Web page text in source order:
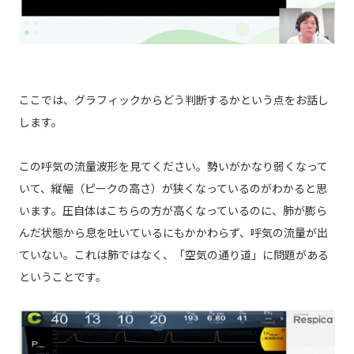
ここでは、グラフィックからどう判断するかという点をお話し
します。
この呼気の流量波形を見てください。勢いがかなり弱くなって
いて、縦幅（ピークの高さ）が狭くなっているのがわかると思
います。圧自体はこちらの方が高くなっているのに、肺が膨ら
んだ状態から息を吐いているにもかかわらず、呼気の流量が出
ていない。これは肺ではなく、「空気の通り道」に問題がある
ということです。